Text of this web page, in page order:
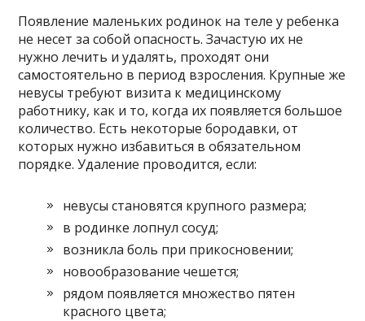
Появление маленьких родинок на теле у ребенка
не несет за собой опасность. Зачастую их не
нужно лечить и удалять, проходят они
самостоятельно в период взросления. Крупные же
невусы требуют визита к медицинскому
работнику, как и то, когда их появляется большое
количество. Есть некоторые бородавки, от
которых нужно избавиться в обязательном
порядке. Удаление проводится, если:
невусы становятся крупного размера;
в родинке лопнул сосуд;
возникла боль при прикосновении;
новообразование чешется;
рядом появляется множество пятен
красного цвета;